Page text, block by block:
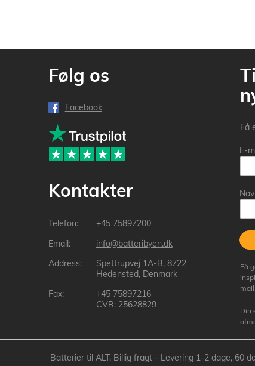
Følg os
Facebook
Kontakter
+45 75897200
info@batteribyen.dk
Spettrupvej 1A-B, 8722
Hedensted, Denmark
+45 75897216
CVR: 25628829
Få
E-
Få
mail.
Din
Batterier til ALT, Billig fragt - Levering 1-2 dage, 60